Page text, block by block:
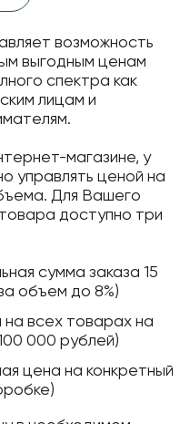
возможность
выгодным ценам
спектра как
лицам и
магазине, у
управлять ценой на
Для Вашего
доступно три
сумма заказа 15
объем до 8%)
всех товарах на
000 рублей)
цена на конкретный